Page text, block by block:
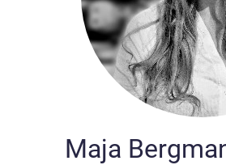
Maja